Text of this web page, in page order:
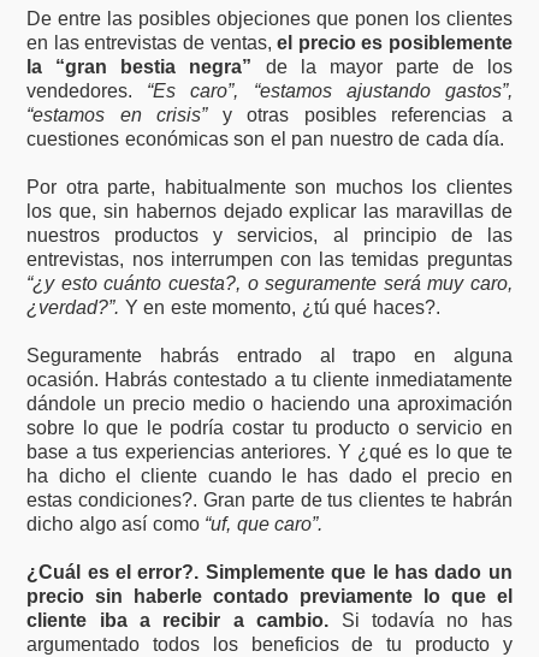
De entre las posibles objeciones que ponen los clientes
en las entrevistas de ventas,el precio es posiblemente
la “gran bestia negra” de la mayor parte de los
vendedores. “Es caro”, “estamos ajustando gastos”,
“estamos en crisis”y otras posibles referencias a
cuestiones económicas son el pan nuestro de cada día.
Por otra parte, habitualmente son muchos los clientes
los que, sin habernos dejado explicar las maravillas de
nuestros productos y servicios, al principio de las
entrevistas, nos interrumpen con las temidas preguntas
“¿y esto cuánto cuesta?, o seguramente será muy caro,
¿verdad?”. Y en este momento, ¿tú qué haces?.
Seguramente habrás entrado al trapo en alguna
ocasión. Habrás contestado a tu cliente inmediatamente
dándole un precio medio o haciendo una aproximación
sobre lo que le podría costar tu producto o servicio en
base a tus experiencias anteriores. Y ¿qué es lo que te
ha dicho el cliente cuando le has dado el precio en
estas condiciones?. Gran parte de tus clientes te habrán
dicho algo así como “uf, que caro”.
¿Cuál es el error?. Simplemente que le has dado un
precio sin haberle contado previamente lo que el
cliente iba a recibir a cambio. Si todavía no has
argumentado todos los beneficios de tu producto y